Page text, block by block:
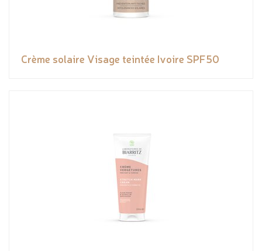
Crème solaire Visage teintée Ivoire SPF50